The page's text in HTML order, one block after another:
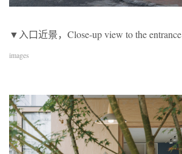
▼入口近景，Close-up view to the entrance
images